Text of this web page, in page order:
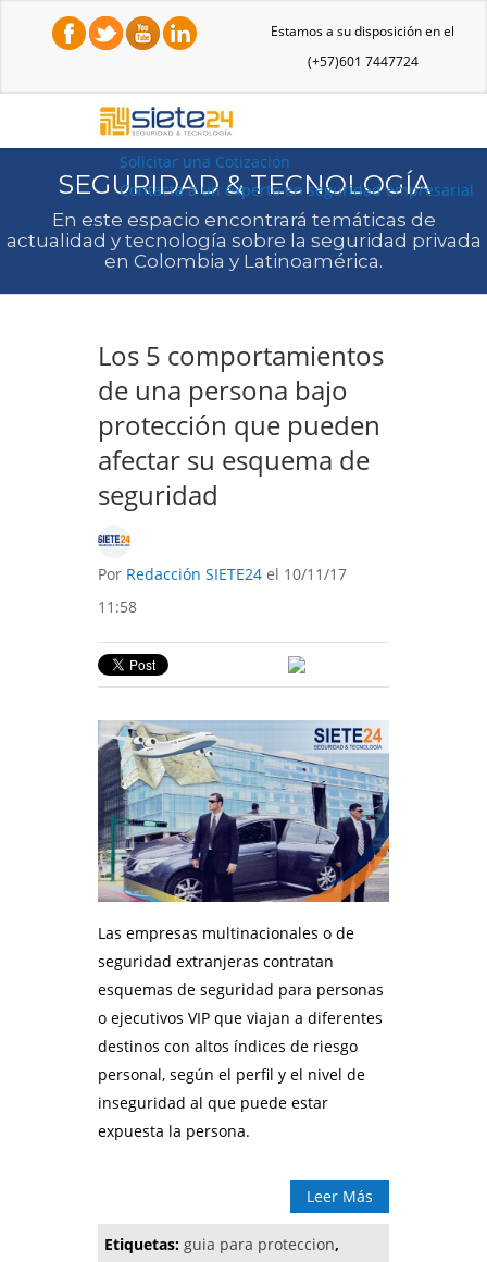
Estamos a su disposición en el
(+57)601 7447724
Solicitar una Cotización
Contacta a un experto en seguridad empresarial
SEGURIDAD & TECNOLOGÍA
En este espacio encontrará temáticas de
actualidad y tecnología sobre la seguridad privada
en Colombia y Latinoamérica.
Los 5 comportamientos
de una persona bajo
protección que pueden
afectar su esquema de
seguridad
Por Redacción SIETE24 el 10/11/17
11:58
Las empresas multinacionales o de
seguridad extranjeras contratan
esquemas de seguridad para personas
o ejecutivos VIP que viajan a diferentes
destinos con altos índices de riesgo
personal, según el perfil y el nivel de
inseguridad al que puede estar
expuesta la persona.
Leer Más
Etiquetas: guia para proteccion,